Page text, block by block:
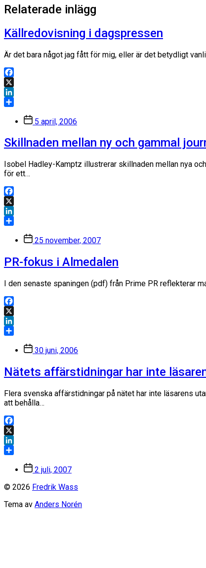
Relaterade inlägg
Källredovisning i dagspressen
Är det bara något jag fått för mig, eller är det betydligt
Facebook
X
LinkedIn
Inläggsdatum
5 april, 2006
Skillnaden mellan ny och gammal
Isobel Hadley-Kamptz illustrerar skillnaden mellan nya
för ett…
Facebook
X
LinkedIn
Inläggsdatum
25 november, 2007
PR-fokus i Almedalen
I den senaste spaningen (pdf) från Prime PR reflekterar
Facebook
X
LinkedIn
Inläggsdatum
30 juni, 2006
Nätets affärstidningar har inte
Flera svenska affärstidningar på nätet har inte läsarens
att behålla…
Facebook
X
LinkedIn
Inläggsdatum
2 juli, 2007
© 2026 Fredrik Wass
Tema av Anders Norén